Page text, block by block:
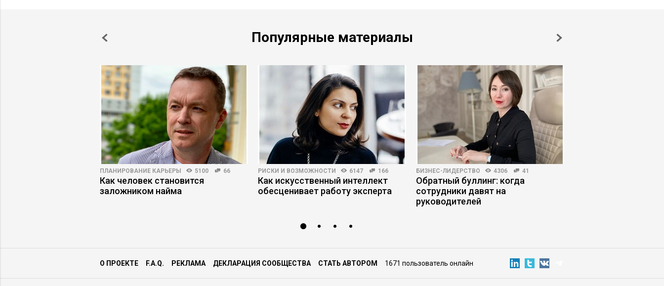
Популярные материалы
ПЛАНИРОВАНИЕ КАРЬЕРЫ 5100 66
Как человек становится
заложником найма
РИСКИ И ВОЗМОЖНОСТИ 6147 166
Как искусственный интеллект
обесценивает работу эксперта
БИЗНЕС-ЛИДЕРСТВО 4306 41
Обратный буллинг: когда
сотрудники давят на
руководителей
О ПРОЕКТЕ F.A.Q. РЕКЛАМА ДЕКЛАРАЦИЯ СООБЩЕСТВА СТАТЬ АВТОРОМ 1671 пользователь онлайн